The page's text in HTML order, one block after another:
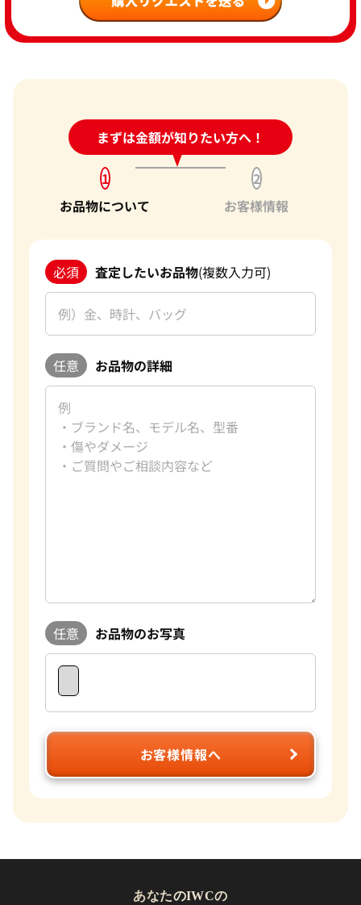
まずは金額が知りたい方へ！
24時間受付中!問い合わせフォーム
1
お品物について
2
お客様情報
必須 査定したいお品物(複数入力可)
任意 お品物の詳細
任意 お品物のお写真
お客様情報へ
あなたのIWCの